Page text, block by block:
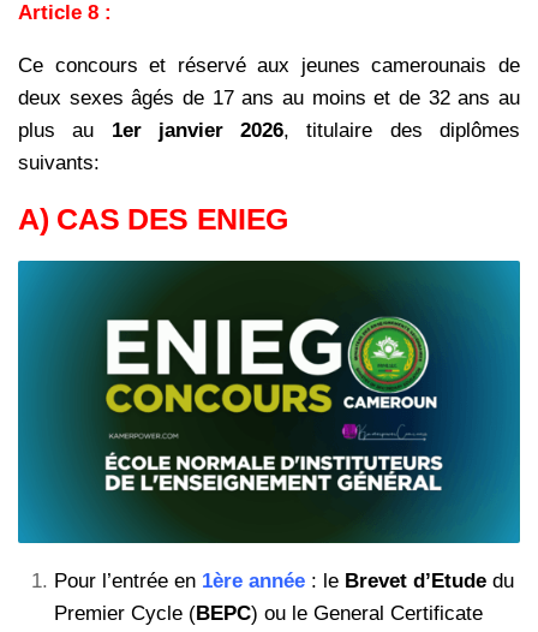
Article 8 :
Ce concours et réservé aux jeunes camerounais de
deux sexes âgés de 17 ans au moins et de 32 ans au
plus au 1er janvier 2026, titulaire des diplômes
suivants:
A) CAS DES ENIEG
Pour l’entrée en 1ère année : le Brevet d’Etude du
Premier Cycle (BEPC) ou le General Certificate